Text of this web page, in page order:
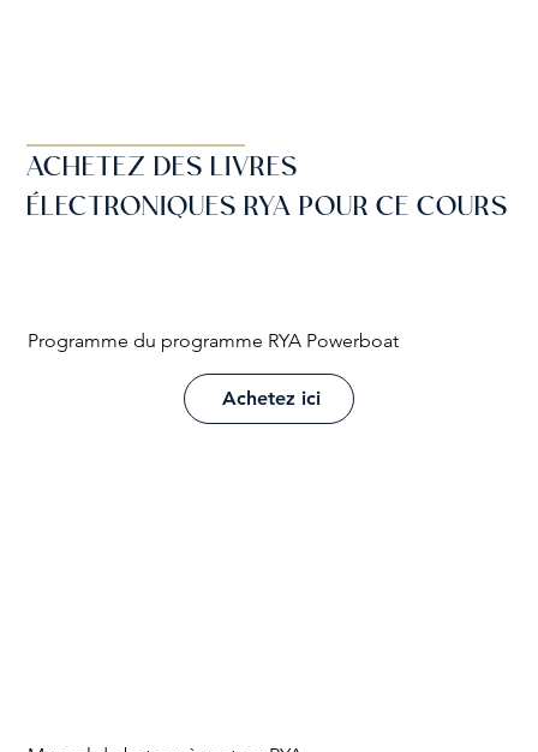
Programme du programme RYA Powerboat
Achetez ici
ACHETEZ DES LIVRES
ÉLECTRONIQUES RYA POUR CE COURS